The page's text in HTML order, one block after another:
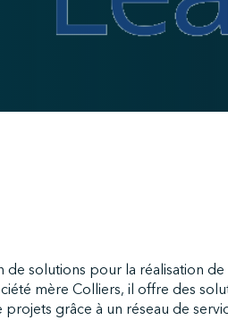
de solutions pour la réalisation
mère Colliers, il offre des
grâce à un réseau de